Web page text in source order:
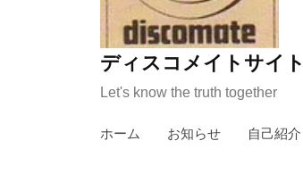
ディスコメイトサイ
Let's know the truth together
ホーム お知らせ 自己紹介